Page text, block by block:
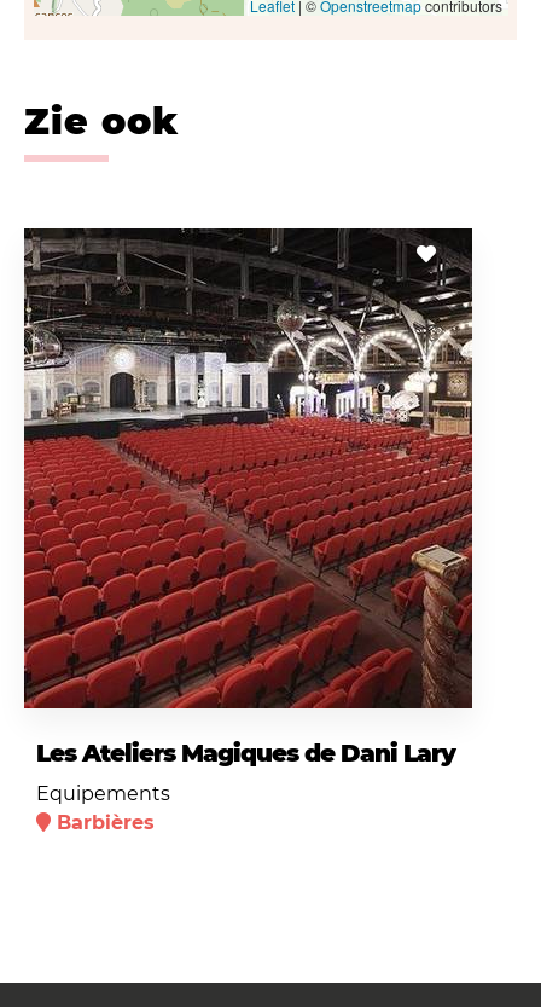
Leaflet| ©Openstreetmapcontributors
Zie ook
Les Ateliers Magiques de Dani Lary
Equipements
Barbières